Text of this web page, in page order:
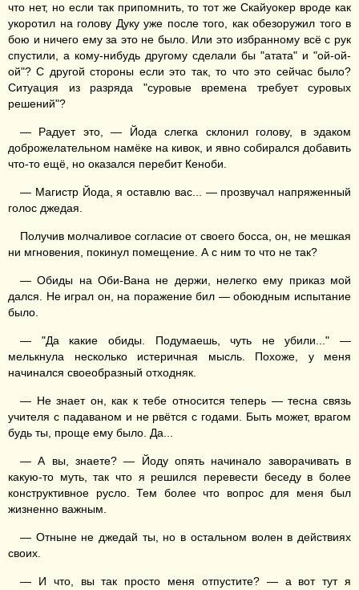
что нет, но если так припомнить, то тот же Скайуокер вроде как
укоротил на голову Дуку уже после того, как обезоружил того в
бою и ничего ему за это не было. Или это избранному всё с рук
спустили, а кому-нибудь другому сделали бы "атата" и "ой-ой-
ой"? С другой стороны если это так, то что это сейчас было?
Ситуация из разряда "суровые времена требует суровых
решений"?
— Радует это, — Йода слегка склонил голову, в эдаком
доброжелательном намёке на кивок, и явно собирался добавить
что-то ещё, но оказался перебит Кеноби.
— Магистр Йода, я оставлю вас... — прозвучал напряженный
голос джедая.
Получив молчаливое согласие от своего босса, он, не мешкая
ни мгновения, покинул помещение. А с ним то что не так?
— Обиды на Оби-Вана не держи, нелегко ему приказ мой
дался. Не играл он, на поражение бил — обоюдным испытание
было.
— "Да какие обиды. Подумаешь, чуть не убили..." —
мелькнула несколько истеричная мысль. Похоже, у меня
начинался своеобразный отходняк.
— Не знает он, как к тебе относится теперь — тесна связь
учителя с падаваном и не рвётся с годами. Быть может, врагом
будь ты, проще ему было. Да...
— А вы, знаете? — Йоду опять начинало заворачивать в
какую-то муть, так что я решился перевести беседу в более
конструктивное русло. Тем более что вопрос для меня был
жизненно важным.
— Отныне не джедай ты, но в остальном волен в действиях
своих.
— И что, вы так просто меня отпустите? — а вот тут я